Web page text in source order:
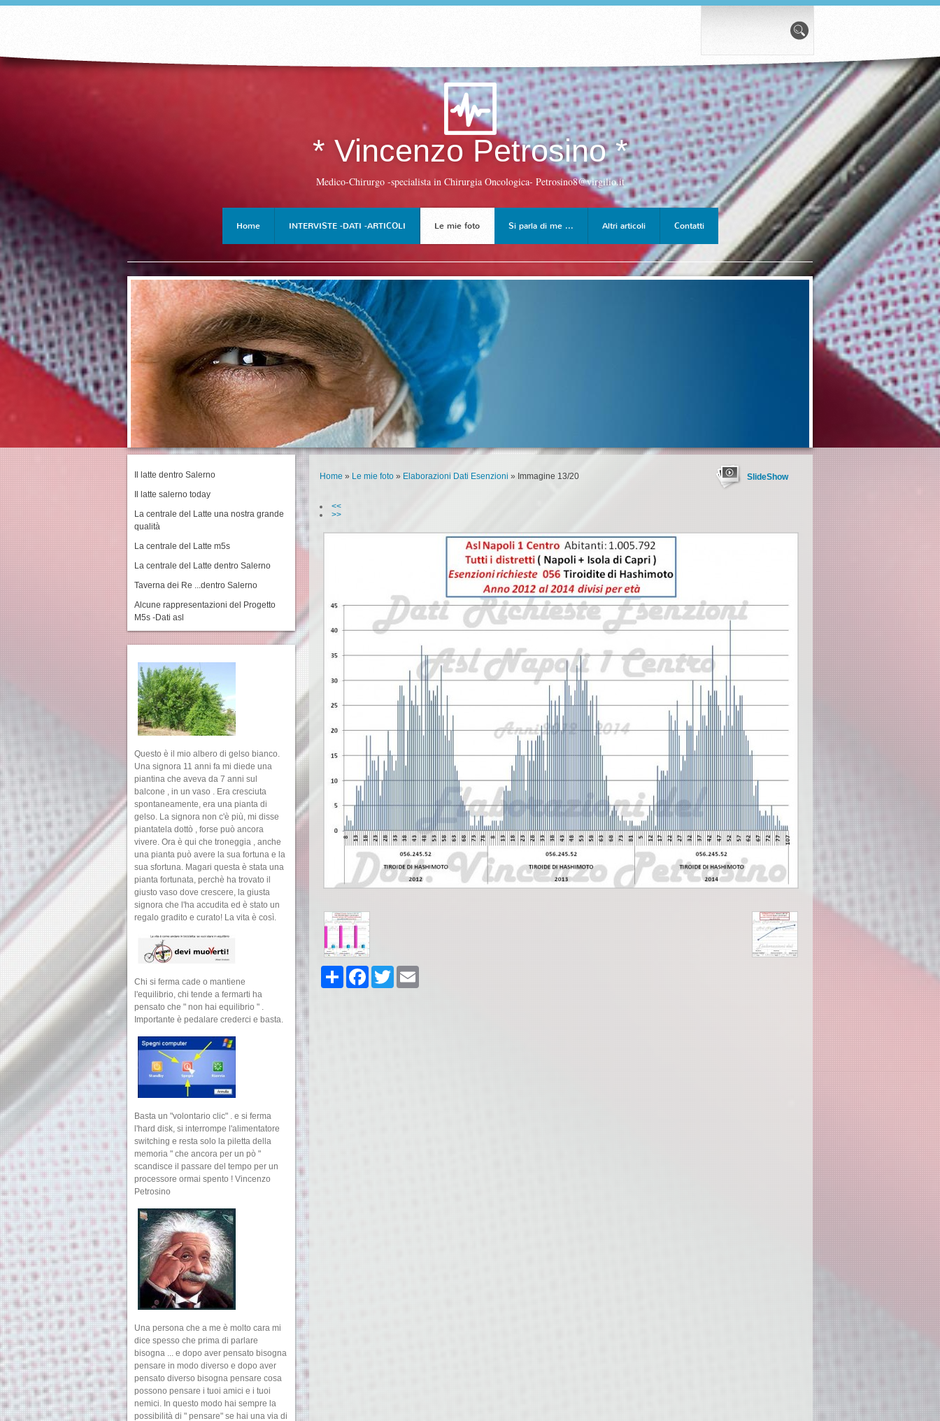
* Vincenzo Petrosino *
Medico-Chirurgo -specialista in Chirurgia Oncologica- Petrosino8@virgilio.it
Home INTERVISTE -DATI -ARTICOLI Le mie foto Si parla di me ... Altri articoli Contatti
Home » Le mie foto » Elaborazioni Dati Esenzioni » Immagine 13/20 SlideShow
<<
>>
Share FacebookTwitter
Il latte dentro Salerno
Il latte salerno today
La centrale del Latte una nostra grande
qualità
La centrale del Latte m5s
La centrale del Latte dentro Salerno
Taverna dei Re ...dentro Salerno
Alcune rappresentazioni del Progetto
M5s -Dati asl
Questo è il mio albero di gelso bianco.
Una signora 11 anni fa mi diede una
piantina che aveva da 7 anni sul
balcone , in un vaso . Era cresciuta
spontaneamente, era una pianta di
gelso. La signora non c'è più, mi disse
piantatela dottò , forse può ancora
vivere. Ora è qui che troneggia , anche
una pianta può avere la sua fortuna e la
sua sfortuna. Magari questa è stata una
pianta fortunata, perchè ha trovato il
giusto vaso dove crescere, la giusta
signora che l'ha accudita ed è stato un
regalo gradito e curato! La vita è così.
Chi si ferma cade o mantiene
l'equilibrio, chi tende a fermarti ha
pensato che " non hai equilibrio " .
Importante è pedalare crederci e basta.
Basta un "volontario clic" . e si ferma
l'hard disk, si interrompe l'alimentatore
switching e resta solo la piletta della
memoria " che ancora per un pò "
scandisce il passare del tempo per un
processore ormai spento ! Vincenzo
Petrosino
Una persona che a me è molto cara mi
dice spesso che prima di parlare
bisogna ... e dopo aver pensato bisogna
pensare in modo diverso e dopo aver
pensato diverso bisogna pensare cosa
possono pensare i tuoi amici e i tuoi
nemici. In questo modo hai sempre la
possibilità di " pensare" se hai una via di